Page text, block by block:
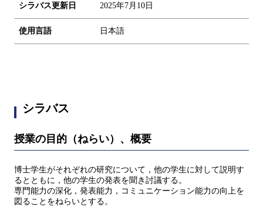
シラバス更新日 2025年7月10日
使用言語 日本語
シラバス
授業の目的（ねらい）、概要
博士学生がそれぞれの研究について，他の学生に対して説明す
るとともに，他の学生の発表を聞き討議する。
専門能力の深化，発表能力，コミュニケーション能力の向上を
図ることをねらいとする。